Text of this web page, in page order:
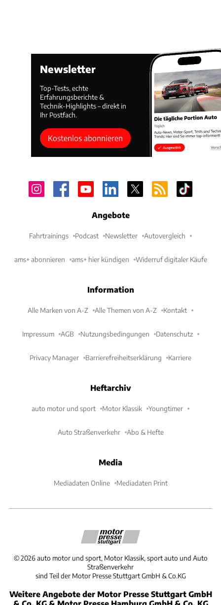
Newsletter
Top-Tests, echte
Erfahrungsberichte &
Technik-Highlights – direkt in
Ihr Postfach.
Kostenlos abonnieren
Angebote
Fahrtrainings Podcast Newsletter Autovergleich
ams+ abonnieren ams+ hier kündigen Widerruf digitaler Käufe
Information
Alle Marken von A-Z Alle Themen von A-Z Kontakt
Impressum AGB Nutzungsbedingungen Datenschutz
Privacy Manager Barrierefreiheitserklärung Karriere
Heftarchiv
auto motor und sport Motor Klassik Youngtimer
Auto Straßenverkehr Abo & Hefte
Media
Mediadaten Online Mediadaten Print
©2026 auto motor und sport, Motor Klassik, sport auto und Auto
Straßenverkehr
sind Teil der Motor Presse Stuttgart GmbH & Co.KG
Weitere Angebote der Motor Presse Stuttgart GmbH